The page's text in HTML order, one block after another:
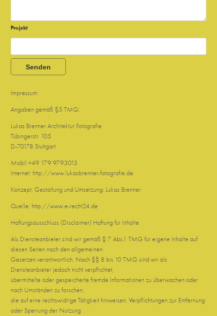
Projekt
Senden
Impressum:
Angaben gemäß §5 TMG:
Lukas Brenner Architektur Fotografie
Tübingerstr. 105
D-70178 Stuttgart
Mobil +49 179 9793013
Internet: http://www.lukasbrenner-fotografie.de
Konzept, Gestaltung und Umsetzung: Lukas Brenner
Quelle: http://www.e-recht24.de
Haftungsausschluss (Disclaimer) Haftung für Inhalte
Als Diensteanbieter sind wir gemäß § 7 Abs.1 TMG für eigene Inhalte auf
diesen Seiten nach den allgemeinen
Gesetzen verantwortlich. Nach §§ 8 bis 10 TMG sind wir als
Diensteanbieter jedoch nicht verpflichtet,
übermittelte oder gespeicherte fremde Informationen zu überwachen oder
nach Umständen zu forschen,
die auf eine rechtswidrige Tätigkeit hinweisen. Verpflichtungen zur Entfernung
oder Sperrung der Nutzung